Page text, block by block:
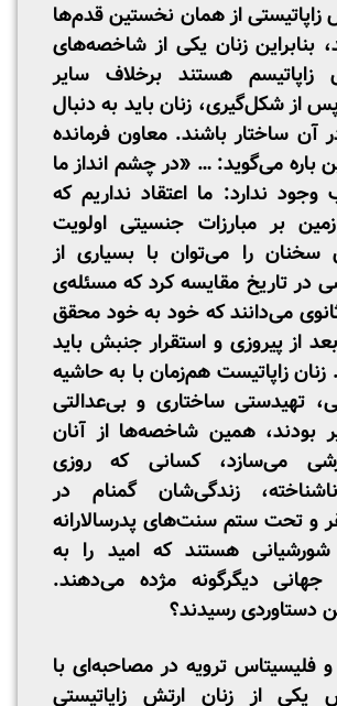
زاپاتیستی از همان نخستین قدم‌ها
بنابراین زنان یکی از شاخصه‌های
هستند برخلاف سایر
از شکل‌گیری، زنان باید به دنبال
آن ساختار باشند. معاون فرمانده
باره می‌گوید: … «در چشم انداز ما
ندارد: ما اعتقاد نداریم که
زمین بر مبارزات جنسیتی اولویت
سخنان را می‌توان با بسیاری از
در تاریخ مقایسه کرد که مسئله‌ی
می‌دانند که خود به خود محقق
از پیروزی و استقرار جنبش باید
زاپاتیست هم‌زمان با به حاشیه
تهیدستی ساختاری و بی‌عدالتی
بودند، همین شاخصه‌ها از آنان
می‌سازد، کسانی که روزی
زندگی‌شان گمنام در
و تحت ستم سنت‌های پدرسالارانه
شورشیانی هستند که امید را به
دیگرگونه مژده می‌دهند.
دستاوردی رسیدند؟
فلیسیتاس ترویه در مصاحبه‌ای با
یکی از زنان ارتش زاپاتیستی